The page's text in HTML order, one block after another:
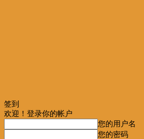
签到
欢迎！登录你的帐户
您的用户名
您的密码